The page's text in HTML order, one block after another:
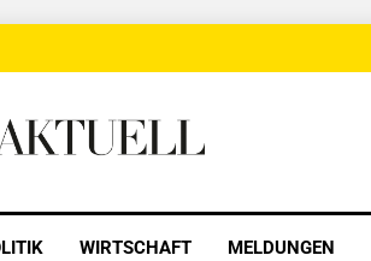
WIRTSCHAFT MELDUNGEN